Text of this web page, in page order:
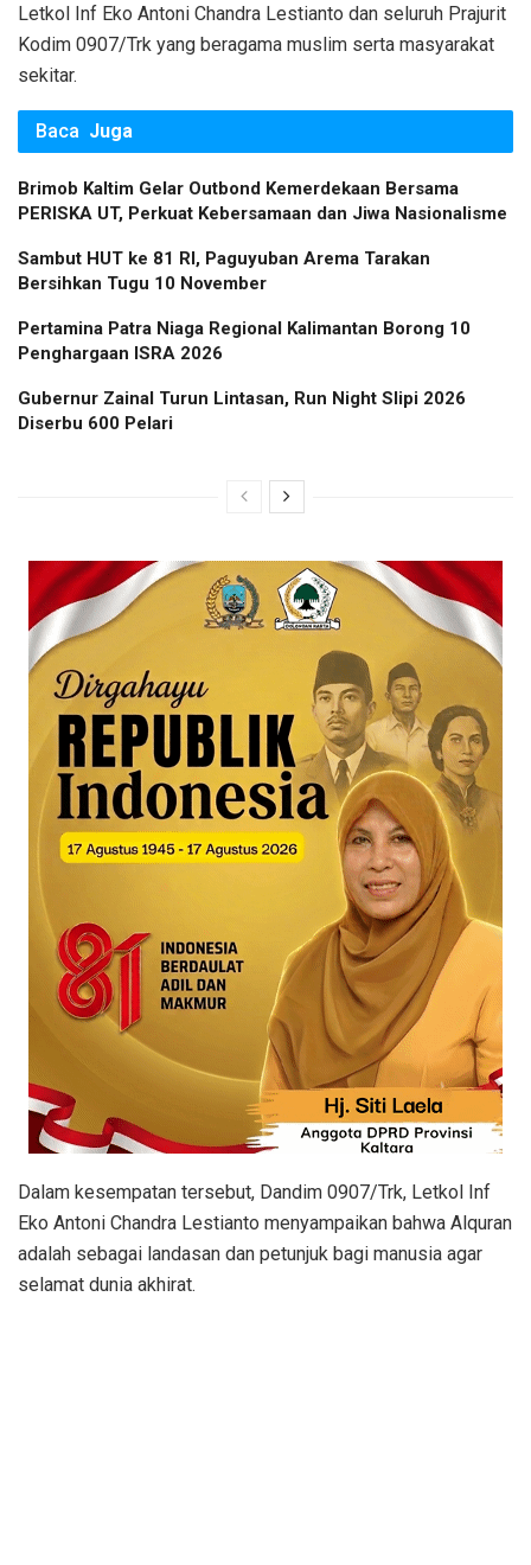
Letkol Inf Eko Antoni Chandra Lestianto dan seluruh Prajurit
Kodim 0907/Trk yang beragama muslim serta masyarakat
sekitar.
Baca Juga
Brimob Kaltim Gelar Outbond Kemerdekaan Bersama
PERISKA UT, Perkuat Kebersamaan dan Jiwa Nasionalisme
Sambut HUT ke 81 RI, Paguyuban Arema Tarakan
Bersihkan Tugu 10 November
Pertamina Patra Niaga Regional Kalimantan Borong 10
Penghargaan ISRA 2026
Gubernur Zainal Turun Lintasan, Run Night Slipi 2026
Diserbu 600 Pelari
Dalam kesempatan tersebut, Dandim 0907/Trk, Letkol Inf
Eko Antoni Chandra Lestianto menyampaikan bahwa Alquran
adalah sebagai landasan dan petunjuk bagi manusia agar
selamat dunia akhirat.